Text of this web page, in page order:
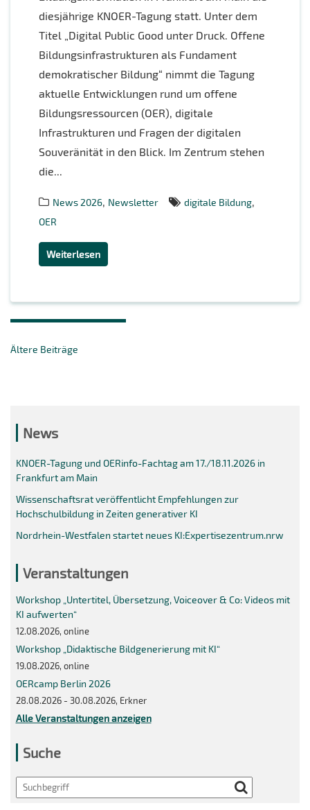
diesjährige KNOER-Tagung statt. Unter dem
Titel „Digital Public Good unter Druck. Offene
Bildungsinfrastrukturen als Fundament
demokratischer Bildung“ nimmt die Tagung
aktuelle Entwicklungen rund um offene
Bildungsressourcen (OER), digitale
Infrastrukturen und Fragen der digitalen
Souveränität in den Blick. Im Zentrum stehen
die...
News 2026, Newsletter digitale Bildung,
OER
Weiterlesen
Ältere Beiträge
News
KNOER-Tagung und OERinfo-Fachtag am 17./18.11.2026 in
Frankfurt am Main
Wissenschaftsrat veröffentlicht Empfehlungen zur
Hochschulbildung in Zeiten generativer KI
Nordrhein-Westfalen startet neues KI:Expertisezentrum.nrw
Veranstaltungen
Workshop „Untertitel, Übersetzung, Voiceover & Co: Videos mit
KI aufwerten“
12.08.2026, online
Workshop „Didaktische Bildgenerierung mit KI“
19.08.2026, online
OERcamp Berlin 2026
28.08.2026 - 30.08.2026, Erkner
Alle Veranstaltungen anzeigen
Suche
Search